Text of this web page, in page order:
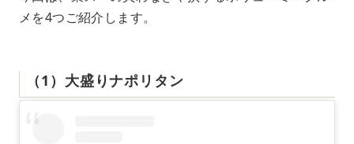
メを4つご紹介します。
（1）大盛りナポリタン